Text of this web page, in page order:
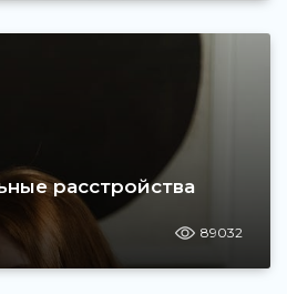
расстройства
89032